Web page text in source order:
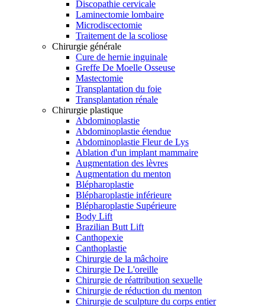
Discopathie cervicale
Laminectomie lombaire
Microdiscectomie
Traitement de la scoliose
Chirurgie générale
Cure de hernie inguinale
Greffe De Moelle Osseuse
Mastectomie
Transplantation du foie
Transplantation rénale
Chirurgie plastique
Abdominoplastie
Abdominoplastie étendue
Abdominoplastie Fleur de Lys
Ablation d'un implant mammaire
Augmentation des lèvres
Augmentation du menton
Blépharoplastie
Blépharoplastie inférieure
Blépharoplastie Supérieure
Body Lift
Brazilian Butt Lift
Canthopexie
Canthoplastie
Chirurgie de la mâchoire
Chirurgie De L'oreille
Chirurgie de réattribution sexuelle
Chirurgie de réduction du menton
Chirurgie de sculpture du corps entier